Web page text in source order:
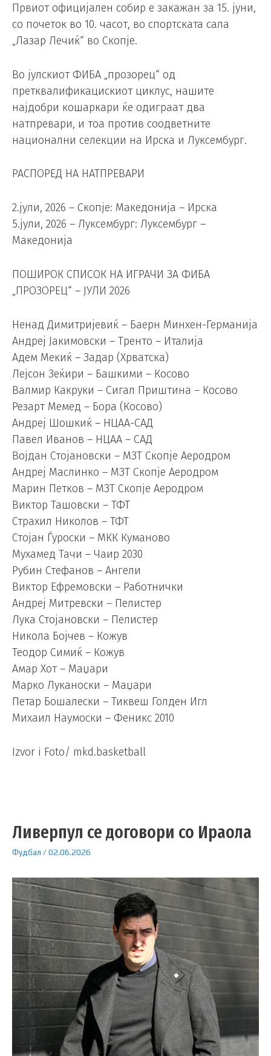
Првиот официјален собир е закажан за 15. јуни,
со почеток во 10. часот, во спортската сала
„Лазар Лечиќ“ во Скопје.
Во јулскиот ФИБА „прозорец“ од
претквалификацискиот циклус, нашите
најдобри кошаркари ќе одиграат два
натпревари, и тоа против соодветните
национални селекции на Ирска и Луксембург.
РАСПОРЕД НА НАТПРЕВАРИ
2.јули, 2026 – Скопје: Македонија – Ирска
5.јули, 2026 – Луксембург: Луксембург –
Македонија
ПОШИРОК СПИСОК НА ИГРАЧИ ЗА ФИБА
„ПРОЗОРЕЦ“ – ЈУЛИ 2026
Ненад Димитријевиќ – Баерн Минхен-Германија
Андреј Јакимовски – Тренто – Италија
Адем Мекиќ – Задар (Хрватска)
Лејсон Зеќири – Башкими – Косово
Валмир Какруки – Сигал Приштина – Косово
Резарт Мемед – Бора (Косово)
Андреј Шошкиќ – НЦАА-САД
Павел Иванов – НЦАА – САД
Војдан Стојановски – МЗТ Скопје Аеродром
Андреј Маслинко – МЗТ Скопје Аеродром
Марин Петков – МЗТ Скопје Аеродром
Виктор Ташовски – ТФТ
Страхил Николов – ТФТ
Стојан Ѓуроски – МКК Куманово
Мухамед Тачи – Чаир 2030
Рубин Стефанов – Ангели
Виктор Ефремовски – Работнички
Андреј Митревски – Пелистер
Лука Стојановски – Пелистер
Никола Бојчев – Кожув
Теодор Симиќ – Кожув
Амар Хот – Маџари
Марко Луканоски – Маџари
Петар Бошалески – Тиквеш Голден Игл
Михаил Наумоски – Феникс 2010
Izvor i Foto/ mkd.basketball
Ливерпул се договори со Ираола
Фудбал /02.06.2026